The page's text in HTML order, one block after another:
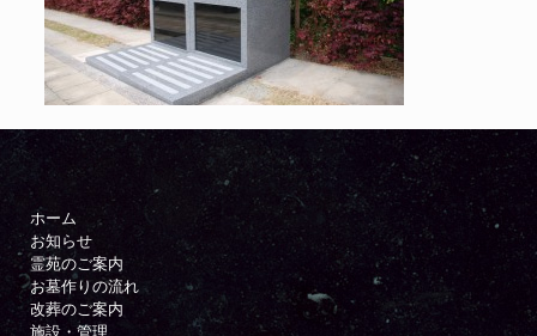
ホーム
お知らせ
霊苑のご案内
お墓作りの流れ
改葬のご案内
施設・管理